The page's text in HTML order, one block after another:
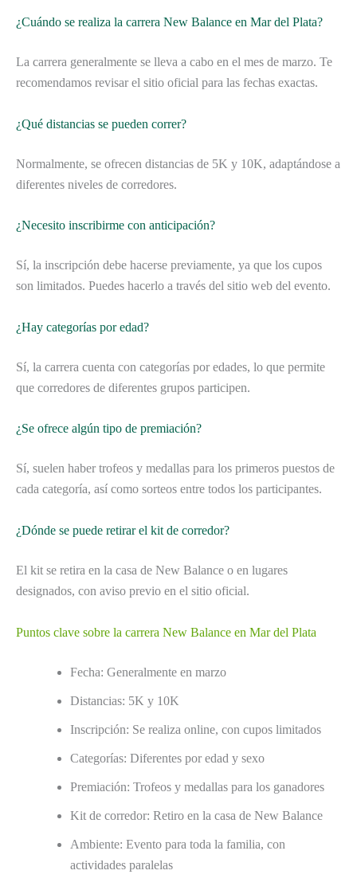
¿Cuándo se realiza la carrera New Balance en Mar del Plata?
La carrera generalmente se lleva a cabo en el mes de marzo. Te
recomendamos revisar el sitio oficial para las fechas exactas.
¿Qué distancias se pueden correr?
Normalmente, se ofrecen distancias de 5K y 10K, adaptándose a
diferentes niveles de corredores.
¿Necesito inscribirme con anticipación?
Sí, la inscripción debe hacerse previamente, ya que los cupos
son limitados. Puedes hacerlo a través del sitio web del evento.
¿Hay categorías por edad?
Sí, la carrera cuenta con categorías por edades, lo que permite
que corredores de diferentes grupos participen.
¿Se ofrece algún tipo de premiación?
Sí, suelen haber trofeos y medallas para los primeros puestos de
cada categoría, así como sorteos entre todos los participantes.
¿Dónde se puede retirar el kit de corredor?
El kit se retira en la casa de New Balance o en lugares
designados, con aviso previo en el sitio oficial.
Puntos clave sobre la carrera New Balance en Mar del Plata
Fecha: Generalmente en marzo
Distancias: 5K y 10K
Inscripción: Se realiza online, con cupos limitados
Categorías: Diferentes por edad y sexo
Premiación: Trofeos y medallas para los ganadores
Kit de corredor: Retiro en la casa de New Balance
Ambiente: Evento para toda la familia, con
actividades paralelas